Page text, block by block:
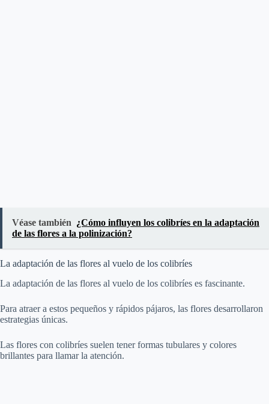
Véase también ¿Cómo influyen los colibríes en la adaptación
de las flores a la polinización?
La adaptación de las flores al vuelo de los colibríes
La adaptación de las flores al vuelo de los colibríes es fascinante.
Para atraer a estos pequeños y rápidos pájaros, las flores desarrollaron
estrategias únicas.
Las flores con colibríes suelen tener formas tubulares y colores
brillantes para llamar la atención.